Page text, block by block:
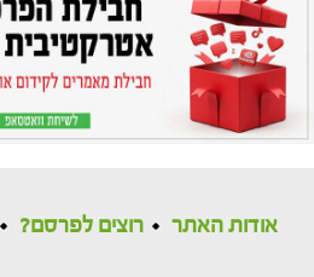
אודות האתר רוצים לפרסם?